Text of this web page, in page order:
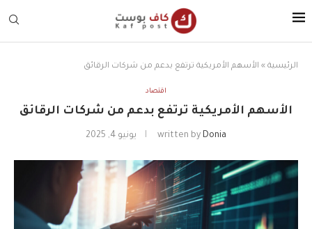
الرئيسية » الأسهم الأمريكية ترتفع بدعم من شركات الرقائق
اقتصاد
الأسهم الأمريكية ترتفع بدعم من شركات الرقائق
written by Donia يونيو 4, 2025